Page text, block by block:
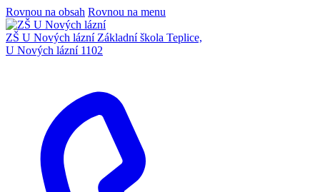
Rovnou na obsah Rovnou na menu
ZŠ U Nových lázní Základní škola Teplice,
U Nových lázní 1102